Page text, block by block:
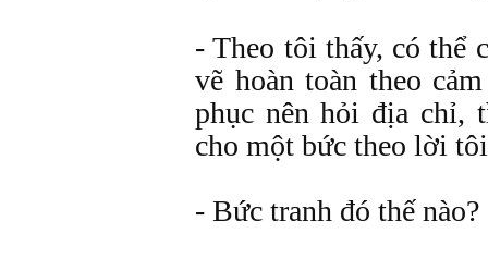
- Theo tôi thấy, có thể
vẽ hoàn toàn theo
phục nên hỏi địa chỉ,
cho một bức theo lời
- Bức tranh đó thế nào?